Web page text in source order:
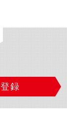
録